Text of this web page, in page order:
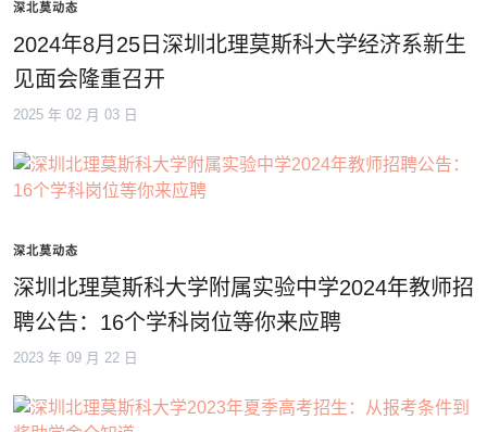
深北莫动态
2024年8月25日深圳北理莫斯科大学经济系新生
见面会隆重召开
2025 年 02 月 03 日
深北莫动态
深圳北理莫斯科大学附属实验中学2024年教师招
聘公告：16个学科岗位等你来应聘
2023 年 09 月 22 日